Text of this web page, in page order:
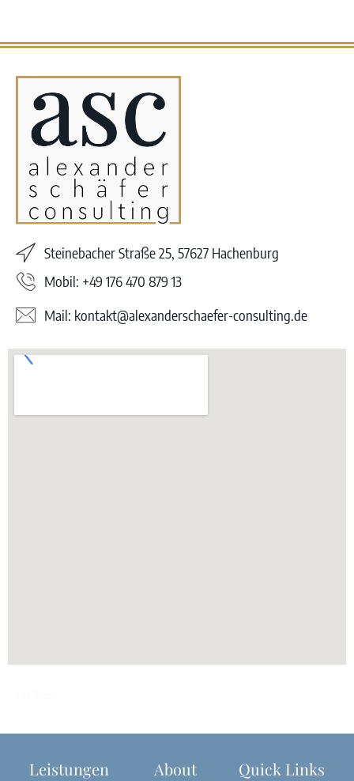
Steinebacher Straße 25, 57627 Hachenburg
Mobil: +49 176 470 879 13
Mail: kontakt@alexanderschaefer-consulting.de
Leistungen About Quick Links